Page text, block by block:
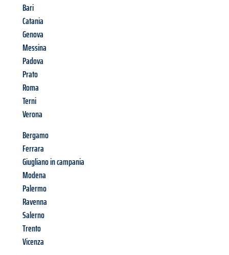
Bari
Catania
Genova
Messina
Padova
Prato
Roma
Terni
Verona
Bergamo
Ferrara
Giugliano in campania
Modena
Palermo
Ravenna
Salerno
Trento
Vicenza